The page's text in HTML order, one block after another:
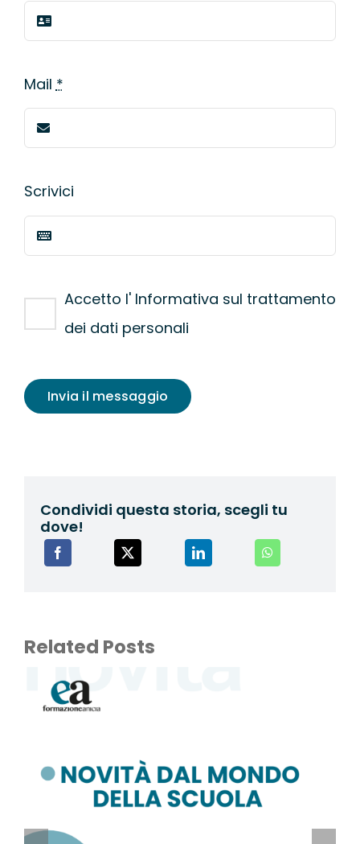
Mail *
Scrivici
Accetto l' Informativa sul trattamento
dei dati personali
Invia il messaggio
Condividi questa storia, scegli tu
dove!
Related Posts